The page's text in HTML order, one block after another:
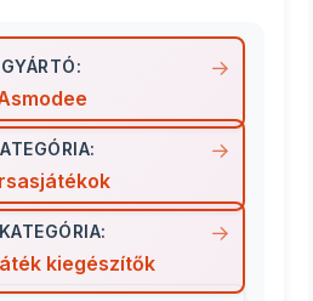
GYÁRTÓ:
kiegészítők